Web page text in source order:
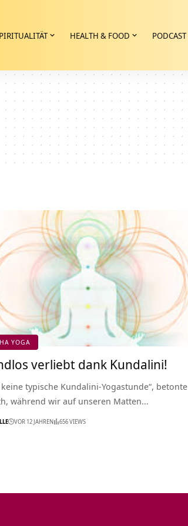
HEALTH & FOOD PODCAST
YOGA
verliebt dank Kundalini!
keine typische Kundalini-Yogastunde“, betonte
während wir auf unseren Matten…
VOR 12 JAHREN 656 VIEWS